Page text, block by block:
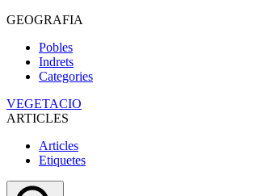
GEOGRAFIA
Pobles
Indrets
Categories
VEGETACIO
ARTICLES
Articles
Etiquetes